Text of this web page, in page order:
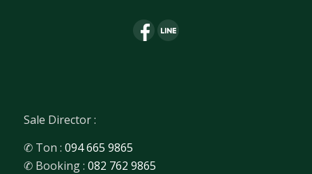
Sale Director :
✆ Ton : 094 665 9865
✆ Booking : 082 762 9865